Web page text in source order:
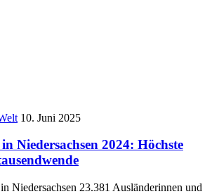
10. Juni 2025
Niedersachsen 2024: Höchste
Niedersachsen 23.381 Ausländerinnen und